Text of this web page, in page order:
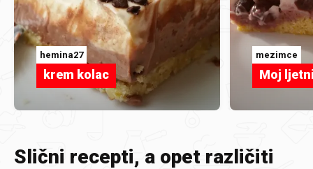
hemina27
krem kolac
mezimce
Moj
Slični recepti, a opet različiti